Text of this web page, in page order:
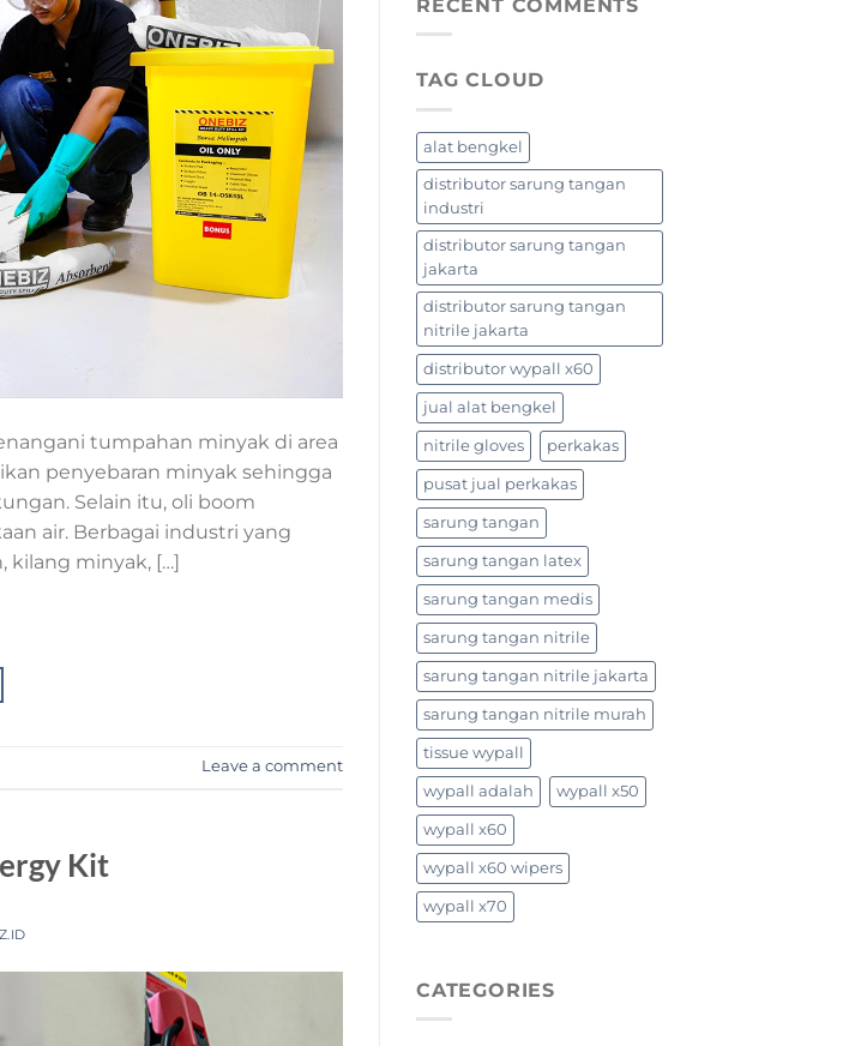
tumpahan minyak di area
penyebaran minyak sehingga
Selain itu, oli boom
air. Berbagai industri yang
kilang minyak, […]
Leave a comment
Kit
RECENT COMMENTS
TAG CLOUD
alat bengkel
distributor sarung tangan
industri
distributor sarung tangan
jakarta
distributor sarung tangan
nitrile jakarta
distributor wypall x60
jual alat bengkel
nitrile gloves perkakas
pusat jual perkakas
sarung tangan
sarung tangan latex
sarung tangan medis
sarung tangan nitrile
sarung tangan nitrile jakarta
sarung tangan nitrile murah
tissue wypall
wypall adalah wypall x50
wypall x60
wypall x60 wipers
wypall x70
CATEGORIES